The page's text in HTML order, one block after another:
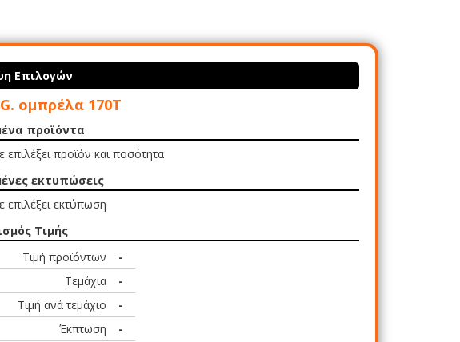
Επιλογών
ομπρέλα 170Τ
προϊόντα
επιλέξει προϊόν και ποσότητα
εκτυπώσεις
επιλέξει εκτύπωση
Τιμής
Τιμή προϊόντων
-
Τεμάχια
-
Τιμή ανά τεμάχιο
-
Έκπτωση
-